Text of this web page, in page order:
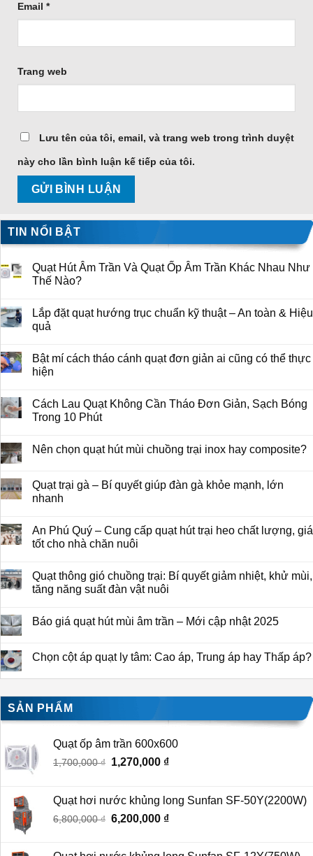
Email *
Trang web
Lưu tên của tôi, email, và trang web trong trình duyệt
này cho lần bình luận kế tiếp của tôi.
TIN NỔI BẬT
Quạt Hút Âm Trần Và Quạt Ốp Âm Trần Khác Nhau Như
Thế Nào?
Lắp đặt quạt hướng trục chuẩn kỹ thuật – An toàn & Hiệu
quả
Bật mí cách tháo cánh quạt đơn giản ai cũng có thể thực
hiện
Cách Lau Quạt Không Cần Tháo Đơn Giản, Sạch Bóng
Trong 10 Phút
Nên chọn quạt hút mùi chuồng trại inox hay composite?
Quạt trại gà – Bí quyết giúp đàn gà khỏe mạnh, lớn
nhanh
An Phú Quý – Cung cấp quạt hút trại heo chất lượng, giá
tốt cho nhà chăn nuôi
Quạt thông gió chuồng trại: Bí quyết giảm nhiệt, khử mùi,
tăng năng suất đàn vật nuôi
Báo giá quạt hút mùi âm trần – Mới cập nhật 2025
Chọn cột áp quạt ly tâm: Cao áp, Trung áp hay Thấp áp?
SẢN PHẨM
Quạt ốp âm trần 600x600
1,700,000₫ Giá
1,700,000 ₫.
1,270,000 ₫
là:
Quạt hơi nước khủng long Sunfan SF-50Y(2200W)
6,800,000₫ Giá
6,200,000 ₫